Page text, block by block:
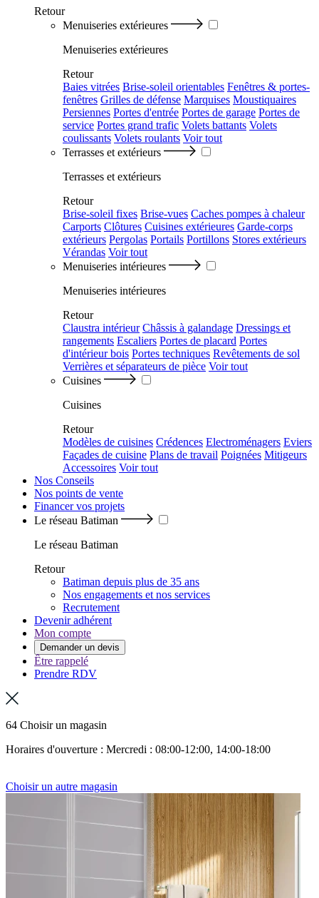
Retour
Menuiseries extérieures
Menuiseries extérieures
Retour
Baies vitrées Brise-soleil orientables Fenêtres & portes-
fenêtres Grilles de défense Marquises Moustiquaires
Persiennes Portes d'entrée Portes de garage Portes de
service Portes grand trafic Volets battants Volets
coulissants Volets roulants Voir tout
Terrasses et extérieurs
Terrasses et extérieurs
Retour
Brise-soleil fixes Brise-vues Caches pompes à chaleur
Carports Clôtures Cuisines extérieures Garde-corps
extérieurs Pergolas Portails Portillons Stores extérieurs
Vérandas Voir tout
Menuiseries intérieures
Menuiseries intérieures
Retour
Claustra intérieur Châssis à galandage Dressings et
rangements Escaliers Portes de placard Portes
d'intérieur bois Portes techniques Revêtements de sol
Verrières et séparateurs de pièce Voir tout
Cuisines
Cuisines
Retour
Modèles de cuisines Crédences Electroménagers Eviers
Façades de cuisine Plans de travail Poignées Mitigeurs
Accessoires Voir tout
Nos Conseils
Nos points de vente
Financer vos projets
Le réseau Batiman
Le réseau Batiman
Retour
Batiman depuis plus de 35 ans
Nos engagements et nos services
Recrutement
Devenir adhérent
Mon compte
Demander un devis
Être rappelé
Prendre RDV
64 Choisir un magasin
Horaires d'ouverture : Mercredi : 08:00-12:00, 14:00-18:00
Choisir un autre magasin